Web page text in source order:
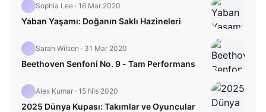
Sophia Lee · 16 Mar 2020
Yaban Yaşamı: Doğanın Saklı Hazineleri
Sarah Wilson · 31 Mar 2020
Beethoven Senfoni No. 9 - Tam Performans
Alex Kumar · 15 Nis 2020
2025 Dünya Kupası: Takımlar ve Oyuncular